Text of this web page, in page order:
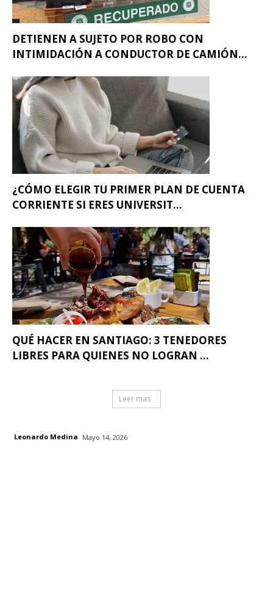
DETIENEN A SUJETO POR ROBO CON
INTIMIDACIÓN A CONDUCTOR DE CAMIÓN...
¿CÓMO ELEGIR TU PRIMER PLAN DE CUENTA
CORRIENTE SI ERES UNIVERSIT...
QUÉ HACER EN SANTIAGO: 3 TENEDORES
LIBRES PARA QUIENES NO LOGRAN ...
Leer mas
Leonardo Medina Mayo 14, 2026